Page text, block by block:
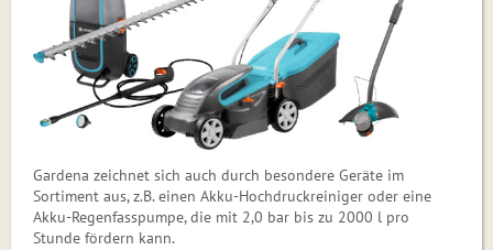
Gardena zeichnet sich auch durch besondere Geräte im
Sortiment aus, z.B. einen Akku-Hochdruckreiniger oder eine
Akku-Regenfasspumpe, die mit 2,0 bar bis zu 2000 l pro
Stunde fördern kann.